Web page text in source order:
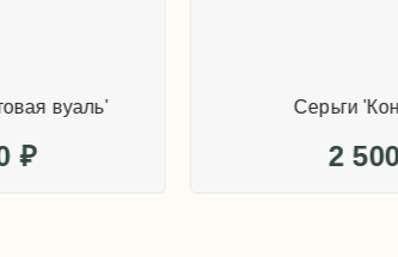
Серьги 'Конфетти'